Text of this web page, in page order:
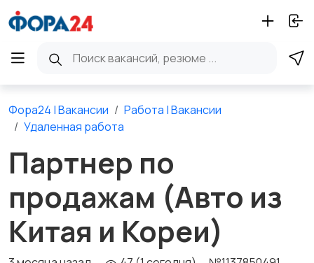
Фора24 | Вакансии
Работа | Вакансии
Удаленная работа
Партнер по
продажам (Авто из
Китая и Кореи)